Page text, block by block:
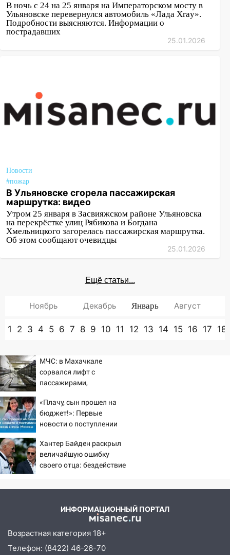
В ночь с 24 на 25 января на Императорском мосту в
Ульяновске перевернулся автомобиль «Лада Xray».
Подробности выясняются. Информации о
пострадавших
25.01.2026
Новости
#пожар
В Ульяновске сгорела пассажирская
маршрутка: видео
Утром 25 января в Засвияжском районе Ульяновска
на перекрёстке улиц Рябикова и Богдана
Хмельницкого загорелась пассажирская маршрутка.
Об этом сообщают очевидцы
25.01.2026
Ещё статьи...
Ноябрь Декабрь Январь Август
1 2 3 4 5 6 7 8 9 10 11 12 13 14 15 16 17 18
МЧС: в Махачкале
сорвался лифт с
пассажирами,
человека
«Плачу, сын прошел на
бюджет!»: Первые
новости о поступлении
Москвы
Хантер Байден раскрыл
величайшую ошибку
своего отца: бездействие
ИНФОРМАЦИОННЫЙ ПОРТАЛ
Возрастная категория 18+
Телефон: (8422) 46-26-70